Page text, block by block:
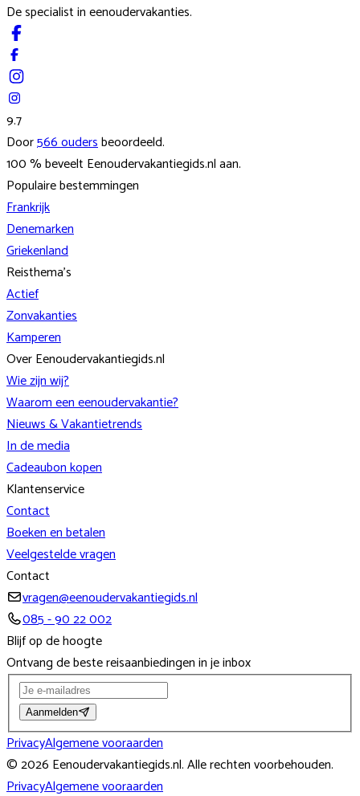
De specialist in eenoudervakanties.
9.7
Door566oudersbeoordeeld.
100% beveelt Eenoudervakantiegids.nlaan.
Populaire bestemmingen
Frankrijk
Denemarken
Griekenland
Reisthema's
Actief
Zonvakanties
Kamperen
Over Eenoudervakantiegids.nl
Wie zijn wij?
Waarom een eenoudervakantie?
Nieuws & Vakantietrends
In de media
Cadeaubon kopen
Klantenservice
Contact
Boeken en betalen
Veelgestelde vragen
Contact
vragen@eenoudervakantiegids.nl
085 - 90 22 002
Blijf op de hoogte
Ontvang de beste reisaanbiedingen in je inbox
Aanmelden
PrivacyAlgemene vooraarden
©2026 Eenoudervakantiegids.nl. Alle rechten voorbehouden.
PrivacyAlgemene vooraarden